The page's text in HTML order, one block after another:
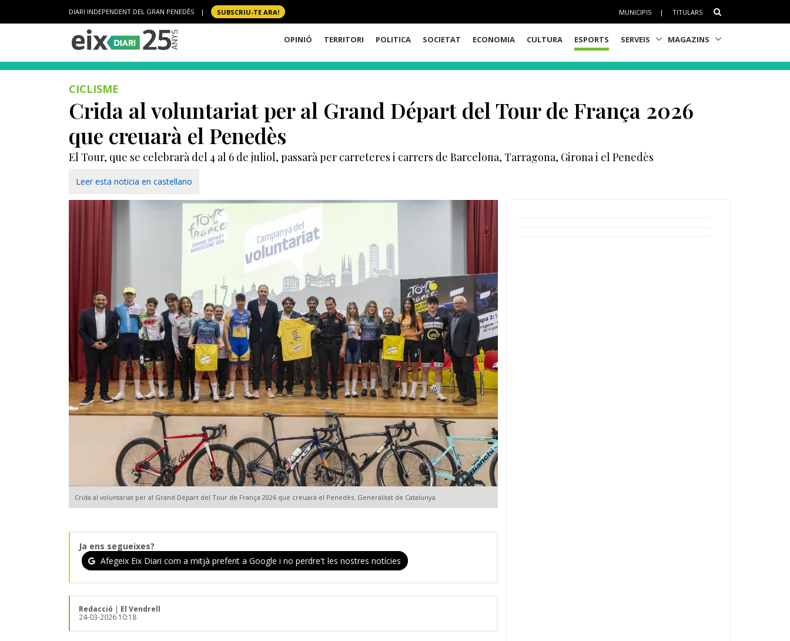
DIARI INDEPENDENT DEL GRAN PENEDÈS | SUBSCRIU-TE ARA! MUNICIPIS | TITULARS
OPINIÓ TERRITORI POLITICA SOCIETAT ECONOMIA CULTURA ESPORTS SERVEIS MAGAZINS
CICLISME
Crida al voluntariat per al Grand Départ del Tour de França 2026
que creuarà el Penedès
El Tour, que se celebrarà del 4 al 6 de juliol, passarà per carreteres i carrers de Barcelona, Tarragona, Girona i el Penedès
Leer esta noticia en castellano
Crida al voluntariat per al Grand Départ del Tour de França 2026 que creuarà el Penedès. Generalitat de Catalunya
Ja ens segueixes?
Afegeix Eix Diari com a mitjà preferit a Google i no perdre't les nostres notícies
Redacció | El Vendrell
24-03-2026 10:18